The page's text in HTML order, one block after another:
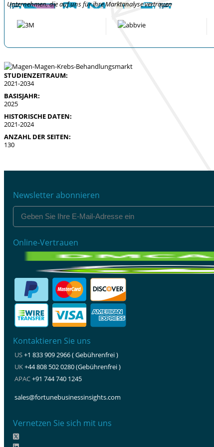
Unternehmen, die auf uns für ihre Marktanalyse vertrauen
STUDIENZEITRAUM:
2021-2034
BASISJAHR:
2025
HISTORISCHE DATEN:
2021-2024
ANZAHL DER SEITEN:
130
Newsletter abonnieren
Online-Vertrauen
Kontaktieren Sie uns
US+1 833 909 2966 ( Gebührenfrei )
UK+44 808 502 0280 (Gebührenfrei )
APAC+91 744 740 1245
sales@fortunebusinessinsights.com
Vernetzen Sie sich mit uns